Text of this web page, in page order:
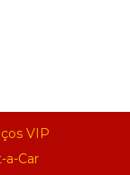
VIP
a-Car